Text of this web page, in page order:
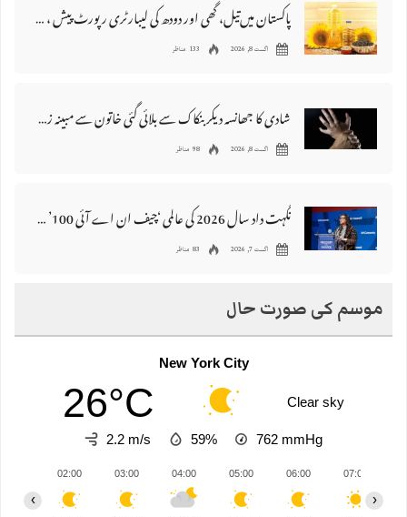
پاکستان میں‌تیل، گھی اور دودھ کی لیبارٹری رپورٹ پیش ، 176 نمونے غیر معیاری قرار
اگست 8, 2026 133 مناظر
شادی کا جھانسہ دیکر بنکاک سے بلائی گئی خاتون سے مبینہ زیادتی، ملزم گرفتار
اگست 8, 2026 98 مناظر
نگہت داد سال 2026 کی عالمی ‘چیف ان اے آئی 100’ فہرست میں شامل
اگست 7, 2026 83 مناظر
موسم کی صورت حال
New York City
26°C Clear sky
2.2 m/s 59% 762 mmHg
02:00 03:00 04:00 05:00 06:00 07:00
‹ ›